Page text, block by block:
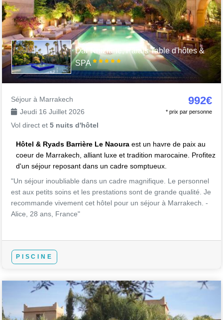
Dar Rhizlane, Palais Table d'hôtes &
SPA
Séjour à Marrakech
Jeudi 16 Juillet 2026
Vol direct et5 nuits d'hôtel
992€
* prix par personne
Hôtel & Ryads Barrière Le Naoura est un havre de paix au
coeur de Marrakech, alliant luxe et tradition marocaine. Profitez
d'un séjour reposant dans un cadre somptueux.
"Un séjour inoubliable dans un cadre magnifique. Le personnel
est aux petits soins et les prestations sont de grande qualité. Je
recommande vivement cet hôtel pour un séjour à Marrakech. -
Alice, 28 ans, France"
PISCINE